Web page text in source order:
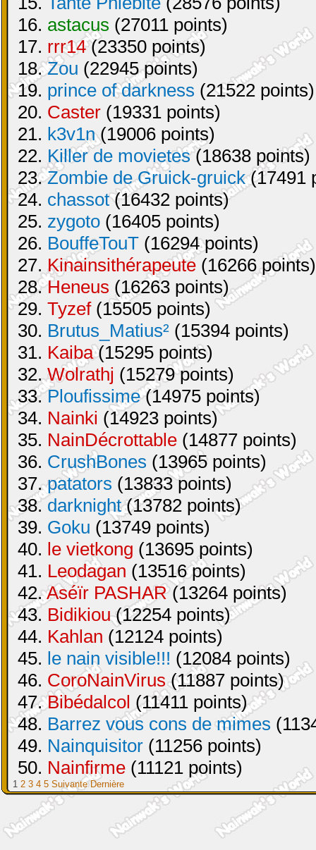
16. astacus (27011 points)
17. rrr14(23350 points)
18.Zou (22945 points)
19. prince of darkness (21522 points)
20. Caster (19331 points)
21. k3v1n(19006 points)
22. Killer de movietes(18638 points)
23.Zombie de Gruick-gruick(17491
24. chassot(16432 points)
25. zygoto (16405 points)
26. BouffeTouT (16294 points)
27. Kinainsithérapeute (16266 points)
28.Heneus (16263 points)
29. Tyzef(15505 points)
30. Brutus_Matius² (15394 points)
31. Kaiba(15295 points)
32.Wolrathj (15279 points)
33.Ploufissime(14975 points)
34. Nainki (14923 points)
35. NainDécrottable (14877 points)
36. CrushBones (13965 points)
37.patators (13833 points)
38.darknight(13782 points)
39. Goku (13749 points)
40. le vietkong (13695 points)
41. Leodagan (13516 points)
42.Aséïr PASHAR(13264 points)
43. Bidikiou(12254 points)
44. Kahlan (12124 points)
45. le nain visible!!! (12084 points)
46. CoroNainVirus(11887 points)
47.Bibédalcol (11411 points)
48. Barrez vous cons de mimes
49. Nainquisitor (11256 points)
50. Nainfirme (11121 points)
1 2 3 4 5 Suivante Dernière